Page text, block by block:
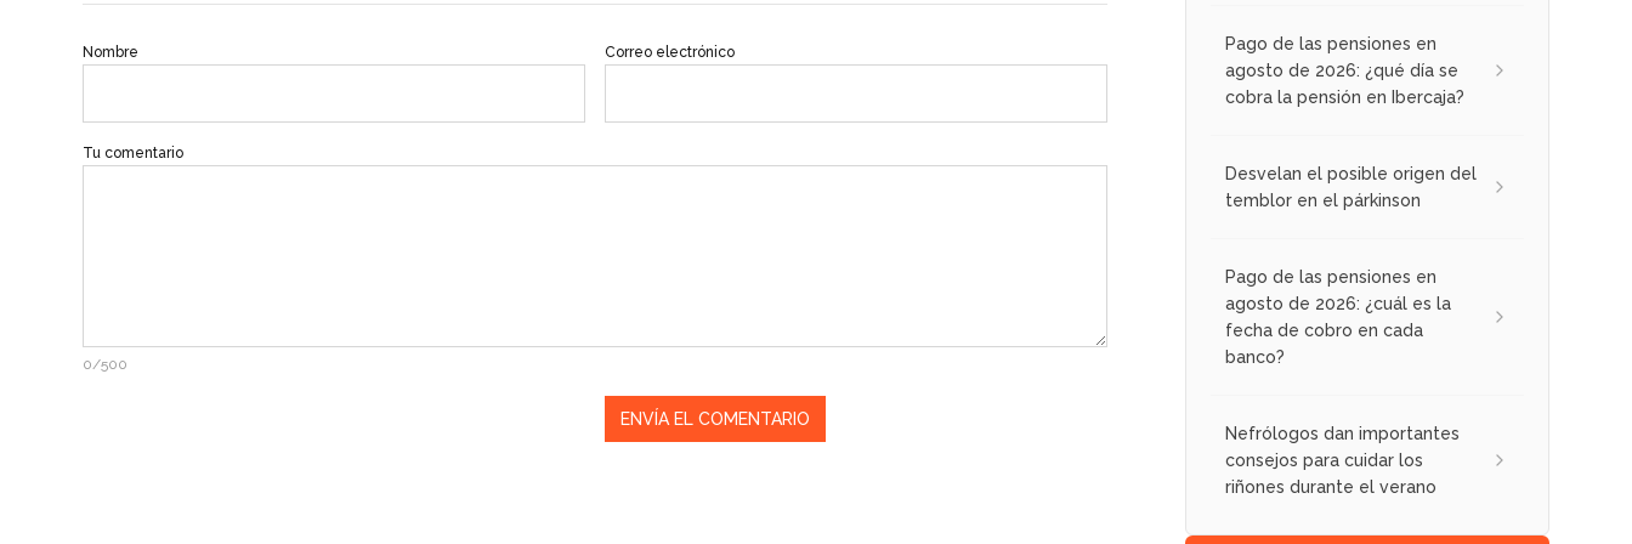
Nombre Correo electrónico
Tu comentario
0/500
Pago de las pensiones en
agosto de 2026: ¿qué día se
cobra la pensión en Ibercaja?
Desvelan el posible origen del
temblor en el párkinson
Pago de las pensiones en
agosto de 2026: ¿cuál es la
fecha de cobro en cada
banco?
Nefrólogos dan importantes
consejos para cuidar los
riñones durante el verano